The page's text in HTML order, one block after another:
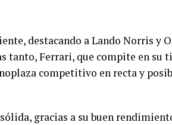
destacando a Lando Norris y
tanto, Ferrari, que compite en su
competitivo en recta y
gracias a su buen